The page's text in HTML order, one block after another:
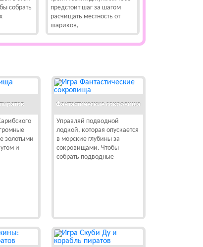
собрать
предстоит шаг за шагом
расчищать местность от
шариков,
золотыми
и
Фантастические сокровища
Управляй подводной
лодкой, которая опускается
в морские глубины за
сокровищами. Чтобы
собрать подводные